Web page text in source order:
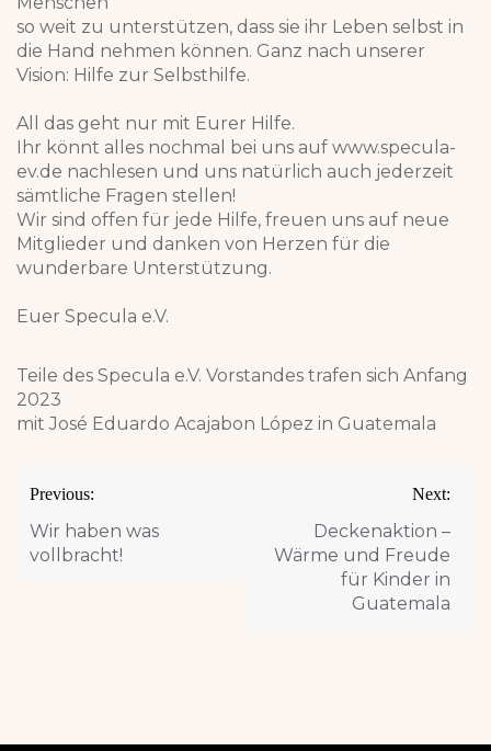
so weit zu unterstützen, dass sie ihr Leben selbst in
die Hand nehmen können. Ganz nach unserer
Vision: Hilfe zur Selbsthilfe.
All das geht nur mit Eurer Hilfe.
Ihr könnt alles nochmal bei uns auf www.specula-
ev.de nachlesen und uns natürlich auch jederzeit
sämtliche Fragen stellen!
Wir sind offen für jede Hilfe, freuen uns auf neue
Mitglieder und danken von Herzen für die
wunderbare Unterstützung.
Euer Specula e.V.
Teile des Specula e.V. Vorstandes trafen sich Anfang
2023
mit José Eduardo Acajabon López in Guatemala
Post
navigation
Previous:
Wir haben was
vollbracht!
Next:
Deckenaktion –
Wärme und Freude
für Kinder in
Guatemala